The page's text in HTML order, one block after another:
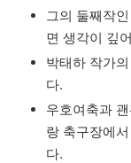
그의 둘째작인
면 생각이 깊
박태하 작가
다.
우호여축과
랑 축구장에서
다.